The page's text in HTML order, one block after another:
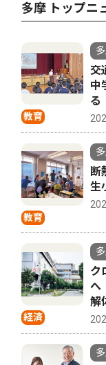
多摩 トップニ
教育
交
中
る
教育
断
生
経済
ク
へ
解